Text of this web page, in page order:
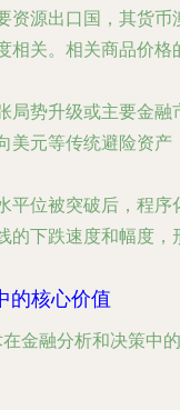
资源出口国，其货币
相关。相关商品价格
局势升级或主要金融
美元等传统避险资产
平位被突破后，程序
的下跌速度和幅度，
的核心价值
金融分析和决策中的